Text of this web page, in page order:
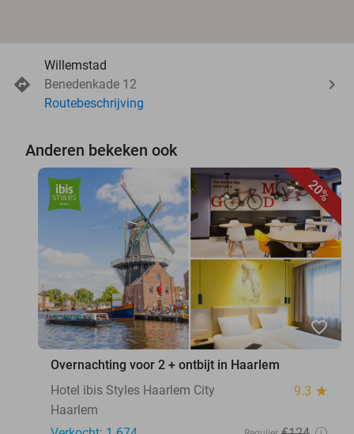
Willemstad
Benedenkade 12
Routebeschrijving
Anderen bekeken ook
20%
favorite_border
Overnachting voor 2 + ontbijt in Haarlem
Hotel ibis Styles Haarlem City
9.3 star
Haarlem